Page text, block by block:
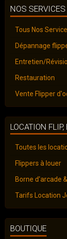
NOS
Tous Nos
Dépannage
Entretien/
Restauration
Vente Flipper
LOCATION
Toutes les
Flippers à louer
Borne d'arcade
Tarifs Location
BOUTIQUE